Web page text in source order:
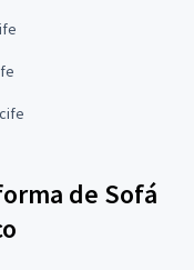
de Sofá